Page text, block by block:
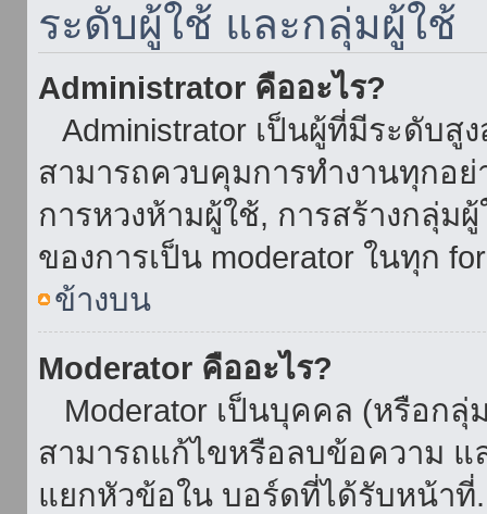
ระดับผู้ใช้ และกลุ่มผู้ใช้
Administrator คืออะไร?
Administrator เป็นผู้ที่มีระดับ
สามารถควบคุมการทำงานทุกอ
การหวงห้ามผู้ใช้, การสร้างกลุ่ม
ของการเป็น moderator ในทุก
ข้างบน
Moderator คืออะไร?
Moderator เป็นบุคคล (หรือก
สามารถแก้ไขหรือลบข้อความ แ
แยกหัวข้อใน บอร์ดที่ได้รับหน้าที่